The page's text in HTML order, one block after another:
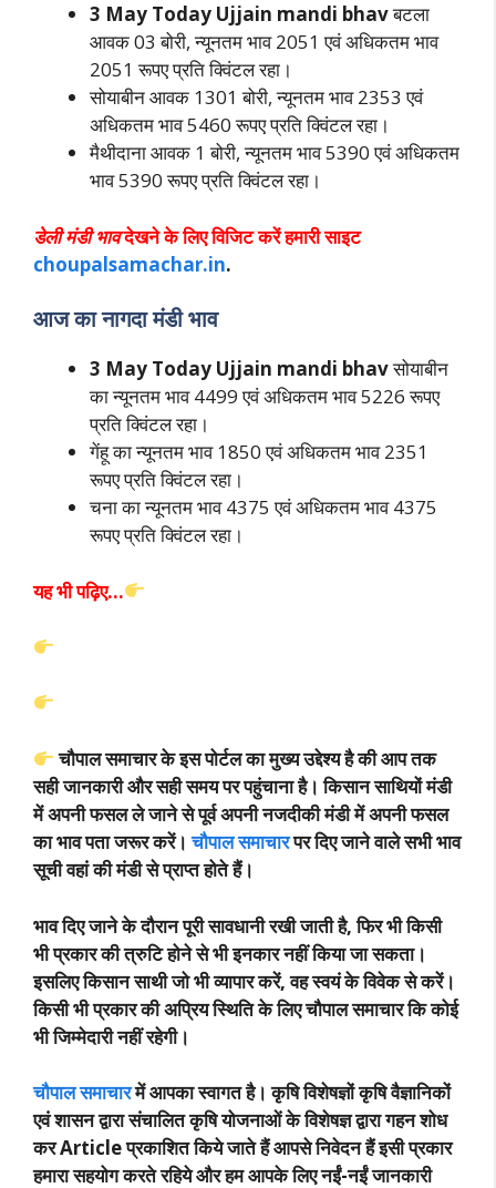
3 May Today Ujjain mandi bhavबटला
आवक 03 बोरी, न्यूनतम भाव 2051 एवं अधिकतम भाव
2051 रूपए प्रति क्विंटल रहा।
सोयाबीन आवक 1301 बोरी, न्यूनतम भाव 2353 एवं
अधिकतम भाव 5460 रूपए प्रति क्विंटल रहा।
मैथीदाना आवक 1 बोरी, न्यूनतम भाव 5390 एवं अधिकतम
भाव 5390 रूपए प्रति क्विंटल रहा।
डेली मंडी भावदेखने के लिए विजिट करें हमारी साइट
choupalsamachar.in.
आज का नागदा मंडी भाव
3 May Today Ujjain mandi bhavसोयाबीन
का न्यूनतम भाव 4499 एवं अधिकतम भाव 5226 रूपए
प्रति क्विंटल रहा।
गेंहू का न्यूनतम भाव 1850 एवं अधिकतम भाव 2351
रूपए प्रति क्विंटल रहा।
चना का न्यूनतम भाव 4375 एवं अधिकतम भाव 4375
रूपए प्रति क्विंटल रहा।
यह भी पढ़िए…
चौपाल समाचार के इस पोर्टल का मुख्य उद्देश्य है की आपतक
सही जानकारी और सही समय पर पहुंचाना है। किसान साथियों मंडी
में अपनी फसल ले जाने से पूर्व अपनी नजदीकी मंडी में अपनी फसल
का भाव पता जरूर करें।चौपाल समाचारपर दिए जाने वाले सभी भाव
सूची वहां की मंडी से प्राप्त होते हैं।
भाव दिए जाने के दौरान पूरी सावधानी रखी जाती है, फिर भी किसी
भी प्रकार की त्रुटि होने से भी इनकार नहीं किया जा सकता।
इसलिए किसान साथी जो भी व्यापार करें, वह स्वयं के विवेक से करें।
किसी भी प्रकार की अप्रिय स्थिति के लिए चौपाल समाचार कि कोई
भी जिम्मेदारी नहीं रहेगी।
चौपाल समाचारमें आपका स्वागत है। कृषि विशेषज्ञों कृषि वैज्ञानिकों
एवं शासन द्वारा संचालित कृषि योजनाओं के विशेषज्ञ द्वारा गहन शोध
कर Article प्रकाशित किये जाते हैं आपसे निवेदन हैं इसी प्रकार
हमारा सहयोग करते रहिये और हम आपके लिए नईं-नईं जानकारी